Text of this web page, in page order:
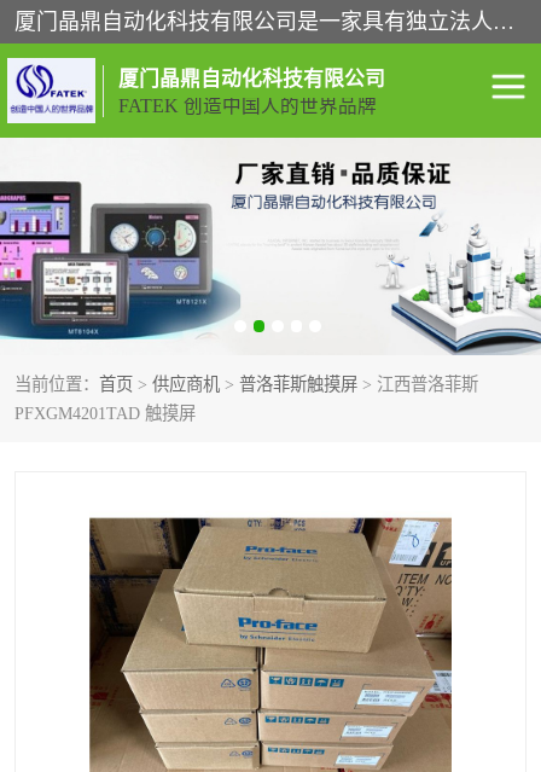
厦门晶鼎自动化科技有限公司是一家具有独立法人资格的高新技术企业；代理销售的产品有台湾威纶触摸屏，魏德米勒全系列，永宏触摸屏,威纶触摸屏,台湾威纶weinview触摸屏,台湾永宏PLC，FATEK,永宏伺服,图儿克总线，施耐德，欧姆龙，西门子，富士变频，K&N蓝系列， BUSSMANN，松下变频器，丹佛斯变频器等。
厦门晶鼎自动化科技有限公司
FATEK 创造中国人的世界品牌
当前位置： 首页 > 供应商机 > 普洛菲斯触摸屏 > 江西普洛菲斯
PFXGM4201TAD 触摸屏
闽台永宏PLC WEINVIEW闽台威纶触摸
正弦变频器正弦伺服 魏德米勒接线端子
ABB电流开关 魏德米勒电源
丹佛斯变频器 MOXA通讯模块
其他
安士能开关
普洛菲斯触摸屏
魏德米勒继电器 施迈赛限位开关